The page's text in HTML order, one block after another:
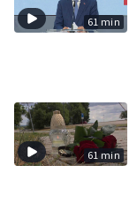
61 min
61 min